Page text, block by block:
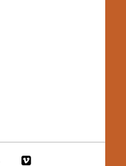
Go